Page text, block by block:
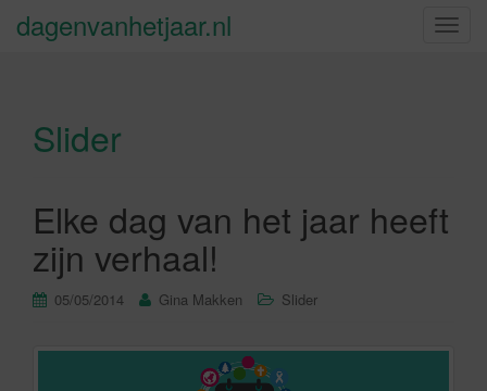
S
a
t
dagenvanhetjaar.nl
Slider
Elke dag van het jaar heeft
zijn verhaal!
05/05/2014 Gina Makken Slider